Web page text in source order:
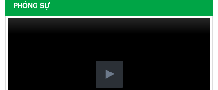
PHÓNG SỰ